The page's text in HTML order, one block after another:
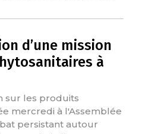
d’une mission
à
sur les produits
mercredi à l'Assemblée
persistant autour